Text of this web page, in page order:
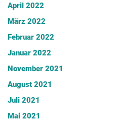
April 2022
März 2022
Februar 2022
Januar 2022
November 2021
August 2021
Juli 2021
Mai 2021